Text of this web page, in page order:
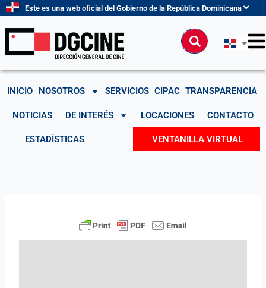
contenido
Este es una web oficial del Gobierno de la República Dominicana
Buscar
INICIO NOSOTROS SERVICIOS CIPAC TRANSPARENCIA
NOTICIAS DE INTERÉS LOCACIONES CONTACTO
ESTADÍSTICAS VENTANILLA VIRTUAL